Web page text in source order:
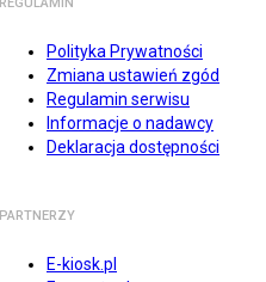
Polityka Prywatności
Zmiana ustawień zgód
Regulamin serwisu
Informacje o nadawcy
Deklaracja dostępności
PARTNERZY
E-kiosk.pl